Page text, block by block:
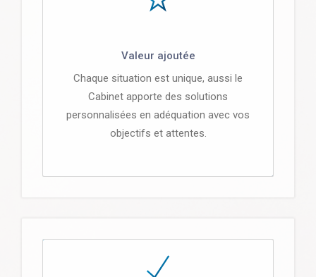
Valeur ajoutée
Chaque situation est unique, aussi le
Cabinet apporte des solutions
personnalisées en adéquation avec vos
objectifs et attentes.